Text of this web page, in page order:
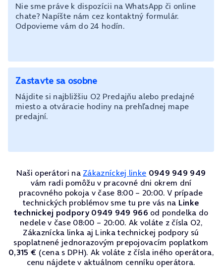
Nie sme práve k dispozícii na WhatsApp či online
chate? Napíšte nám cez kontaktný formulár.
Odpovieme vám do 24 hodín.
Zastavte sa osobne
Nájdite si najbližšiu O2 Predajňu alebo predajné
miesto a otváracie hodiny na prehľadnej mape
predajní.
Naši operátori na Zákazníckej linke 0949 949 949
vám radi pomôžu v pracovné dni okrem dní
pracovného pokoja v čase 8:00 – 20:00. V prípade
technických problémov sme tu pre vás na Linke
technickej podpory 0949 949 966 od pondelka do
nedele v čase 08:00 – 20:00. Ak voláte z čísla O2,
Zákaznícka linka aj Linka technickej podpory sú
spoplatnené jednorazovým prepojovacím poplatkom
0,315 € (cena s DPH). Ak voláte z čísla iného operátora,
cenu nájdete v aktuálnom cenníku operátora.